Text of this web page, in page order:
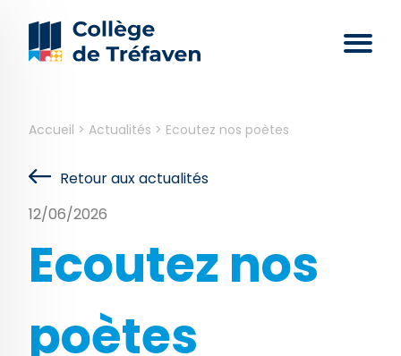
Accueil > Actualités > Ecoutez nos poètes
Retour aux actualités
12/06/2026
Ecoutez nos
poètes